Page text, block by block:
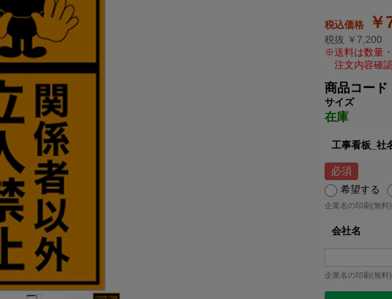
￥
税抜 ￥7,200
商品コード
サイズ
在庫
工事看板_社
希望する
企業名の印刷(無料
会社名
企業名の印刷(無料